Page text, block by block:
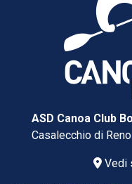
ASD Canoa Club
Casalecchio di Reno
Vedi